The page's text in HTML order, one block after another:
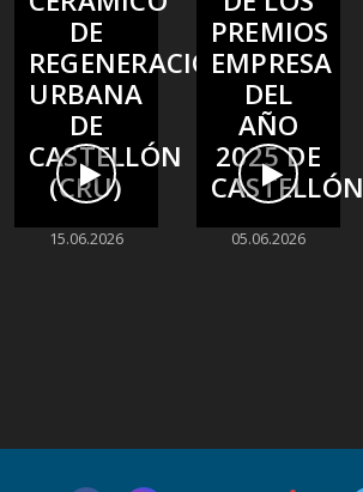
DE
REGENERACIÓN
URBANA
DE
CASTELLÓN
(CRU)
15.06.2026
PREMIOS
EMPRESA
DEL
AÑO
2025 DE
CASTELLÓN
05.06.2026